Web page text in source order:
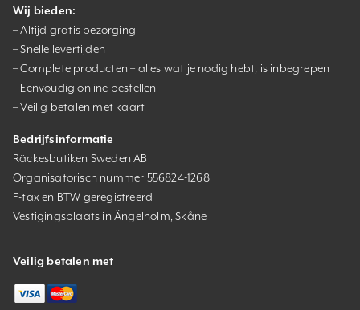
Wij bieden:
– Altijd gratis bezorging
– Snelle levertijden
– Complete producten – alles wat je nodig hebt, is inbegrepen
– Eenvoudig online bestellen
– Veilig betalen met kaart
Bedrijfsinformatie
Räckesbutiken Sweden AB
Organisatorisch nummer 556824-1268
F-tax en BTW geregistreerd
Vestigingsplaats in Ängelholm, Skåne
Veilig betalen met